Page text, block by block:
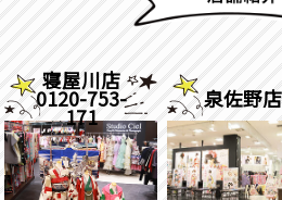
寝屋川店
0120-753-
171
泉佐野店